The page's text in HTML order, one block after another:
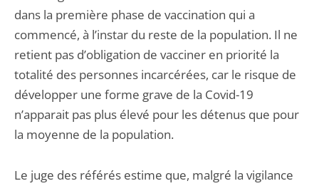
dans la première phase de vaccination qui a
commencé, à l’instar du reste de la population. Il ne
retient pas d’obligation de vacciner en priorité la
totalité des personnes incarcérées, car le risque de
développer une forme grave de la Covid-19
n’apparait pas plus élevé pour les détenus que pour
la moyenne de la population.
Le juge des référés estime que, malgré la vigilance